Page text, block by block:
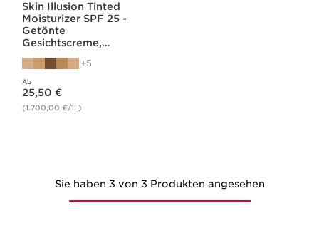
Skin Illusion Tinted
Moisturizer SPF 25 -
Getönte
Gesichtscreme,
SPF 25
5
Ab
Aktueller Preis 25,50 €
25,50 €
(1.700,00 €/1L)
Sie haben 3 von 3 Produkten angesehen